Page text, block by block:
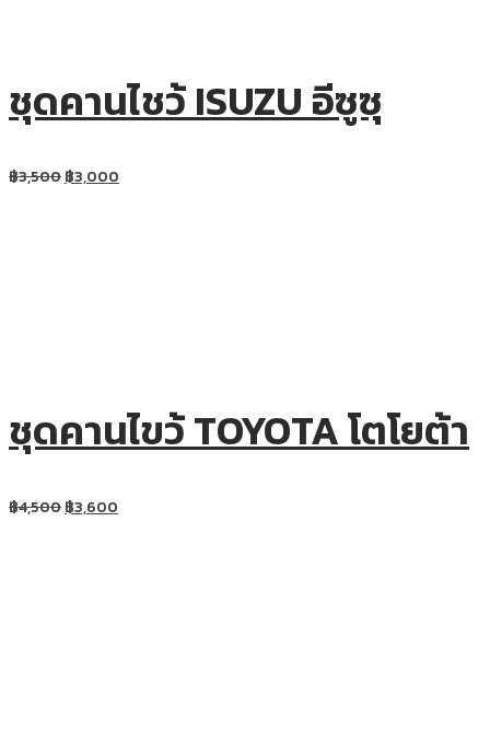
ชุดคานไชว้ ISUZU อีซูซุ
฿3,500฿3,000
ชุดคานไขว้ TOYOTA โตโยต้า
฿4,500฿3,600